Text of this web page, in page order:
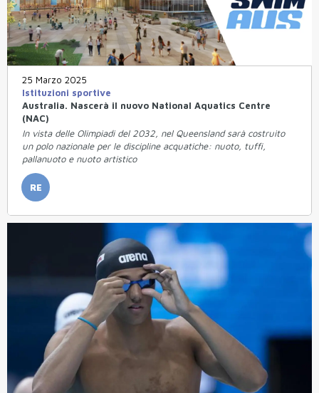
25 Marzo 2025
Istituzioni sportive
Australia. Nascerà il nuovo National Aquatics Centre
(NAC)
In vista delle Olimpiadi del 2032, nel Queensland sarà costruito
un polo nazionale per le discipline acquatiche: nuoto, tuffi,
pallanuoto e nuoto artistico
RE